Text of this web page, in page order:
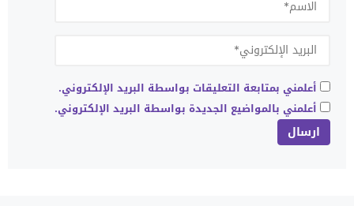
أعلمني بمتابعة التعليقات بواسطة البريد الإلكتروني.
أعلمني بالمواضيع الجديدة بواسطة البريد الإلكتروني.